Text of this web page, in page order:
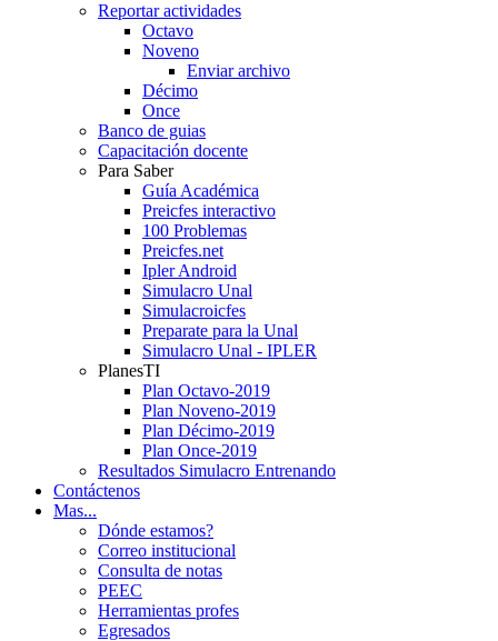
Reportar actividades
Octavo
Noveno
Enviar archivo
Décimo
Once
Banco de guias
Capacitación docente
Para Saber
Guía Académica
Preicfes interactivo
100 Problemas
Preicfes.net
Ipler Android
Simulacro Unal
Simulacroicfes
Preparate para la Unal
Simulacro Unal - IPLER
PlanesTI
Plan Octavo-2019
Plan Noveno-2019
Plan Décimo-2019
Plan Once-2019
Resultados Simulacro Entrenando
Contáctenos
Mas...
Dónde estamos?
Correo institucional
Consulta de notas
PEEC
Herramientas profes
Egresados